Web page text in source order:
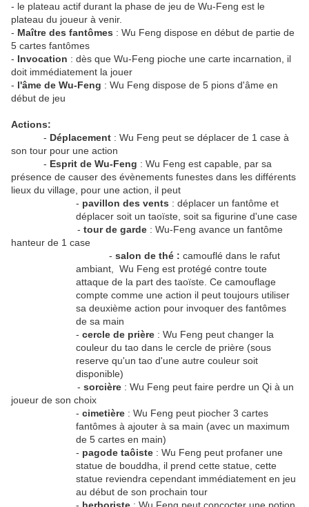
- le plateau actif durant la phase de jeu de Wu-Feng est le
plateau du joueur à venir.
- Maître des fantômes : Wu Feng dispose en début de partie de
5 cartes fantômes
- Invocation : dès que Wu-Feng pioche une carte incarnation, il
doit immédiatement la jouer
- l'âme de Wu-Feng : Wu Feng dispose de 5 pions d'âme en
début de jeu
Actions:
- Déplacement : Wu Feng peut se déplacer de 1 case à
son tour pour une action
- Esprit de Wu-Feng : Wu Feng est capable, par sa
présence de causer des évènements funestes dans les différents
lieux du village, pour une action, il peut
- pavillon des vents : déplacer un fantôme et
déplacer soit un taoïste, soit sa figurine d'une case
- tour de garde : Wu-Feng avance un fantôme
hanteur de 1 case
-salon de thé : camouflé dans le rafut
ambiant,
Wu Feng est protégé contre toute
attaque de la part des taoïste. Ce camouflage
compte comme une action il peut toujours utiliser
sa deuxième action pour invoquer des fantômes
de sa main
-cercle de prière : Wu Feng peut changer la
couleur du tao dans le cercle de prière (sous
reserve qu'un tao d'une autre couleur soit
disponible)
- sorcière : Wu Feng peut faire perdre un Qi à un
joueur de son choix
-cimetière : Wu Feng peut piocher 3 cartes
fantômes à ajouter à sa main (avec un maximum
de 5 cartes en main)
- pagode taôiste : Wu Feng peut profaner une
statue de bouddha, il prend cette statue, cette
statue reviendra cependant immédiatement en jeu
au début de son prochain tour